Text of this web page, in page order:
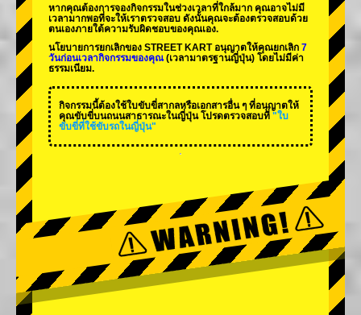
หากคุณต้องการจองกิจกรรมในช่วงเวลาที่ใกล้มาก คุณอาจไม่มี
เวลามากพอที่จะให้เราตรวจสอบ ดังนั้นคุณจะต้องตรวจสอบด้วย
ตนเองภายใต้ความรับผิดชอบของคุณเอง.
นโยบายการยกเลิกของ STREET KART อนุญาตให้คุณยกเลิก 7
วันก่อนเวลากิจกรรมของคุณ(เวลามาตรฐานญี่ปุ่น) โดยไม่มีค่า
ธรรมเนียม.
กิจกรรมนี้ต้องใช้ใบขับขี่สากลหรือเอกสารอื่น ๆ ที่อนุญาตให้
คุณขับขี่บนถนนสาธารณะในญี่ปุ่น โปรดตรวจสอบที่ "ใบ
ขับขี่ที่ใช้ขับรถในญี่ปุ่น"